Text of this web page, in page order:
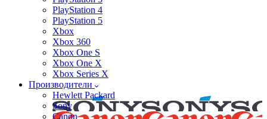
PlayStation 4
PlayStation 5
Xbox
Xbox 360
Xbox One S
Xbox One X
Xbox Series X
Производители
Hewlett Packard
Sony
Canon